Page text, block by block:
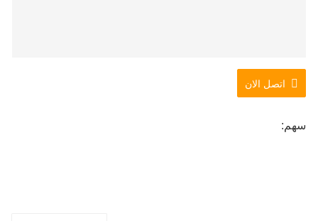
اتصل الان
سهم: